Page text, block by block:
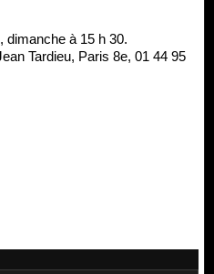
dimanche à 15 h 30.
Tardieu, Paris 8e, 01 44 95